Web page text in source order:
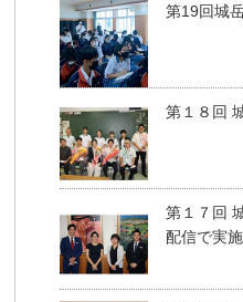
第19回城
第１８回
第１７回
配信で実施